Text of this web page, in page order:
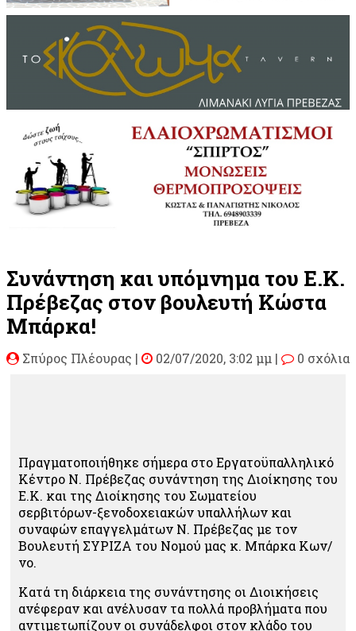
Συνάντηση και υπόμνημα του Ε.Κ.
Πρέβεζας στον βουλευτή Κώστα
Μπάρκα!
Σπύρος Πλέουρας | 02/07/2020, 3:02 μμ | 0 σχόλια
Πραγματοποιήθηκε σήμερα στο Εργατοϋπαλληλικό
Κέντρο Ν. Πρέβεζας συνάντηση της Διοίκησης του
Ε.Κ. και της Διοίκησης του Σωματείου
σερβιτόρων-ξενοδοχειακών υπαλλήλων και
συναφών επαγγελμάτων Ν. Πρέβεζας με τον
Βουλευτή ΣΥΡΙΖΑ του Νομού μας κ. Μπάρκα Κων/
νο.
Κατά τη διάρκεια της συνάντησης οι Διοικήσεις
ανέφεραν και ανέλυσαν τα πολλά προβλήματα που
αντιμετωπίζουν οι συνάδελφοι στον κλάδο του